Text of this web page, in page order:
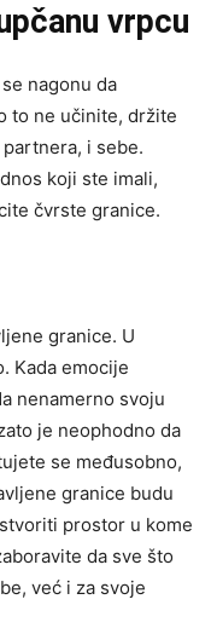
vrpcu
nagonu da
to ne učinite, držite
i sebe.
koji ste imali,
čvrste granice.
granice. U
Kada emocije
nenamerno svoju
je neophodno da
se međusobno,
granice budu
prostor u kome
da sve što
već i za svoje